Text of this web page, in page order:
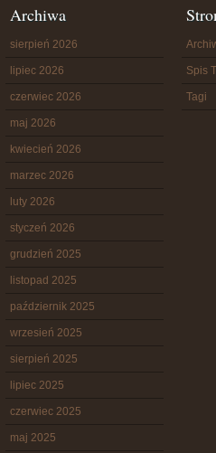
Archiwa
sierpień 2026
lipiec 2026
czerwiec 2026
maj 2026
kwiecień 2026
marzec 2026
luty 2026
styczeń 2026
grudzień 2025
listopad 2025
październik 2025
wrzesień 2025
sierpień 2025
lipiec 2025
czerwiec 2025
maj 2025
Spis
Tagi